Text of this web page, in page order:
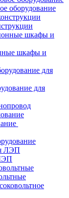
оборудование
шкафы и
для